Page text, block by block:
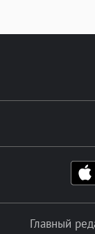
Главный